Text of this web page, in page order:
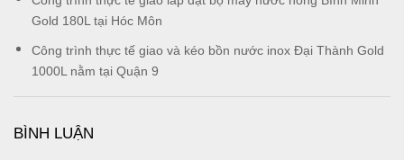
Gold 180L tại Hóc Môn
Công trình thực tế giao và kéo bồn nước inox Đại Thành Gold
1000L nằm tại Quận 9
BÌNH LUẬN